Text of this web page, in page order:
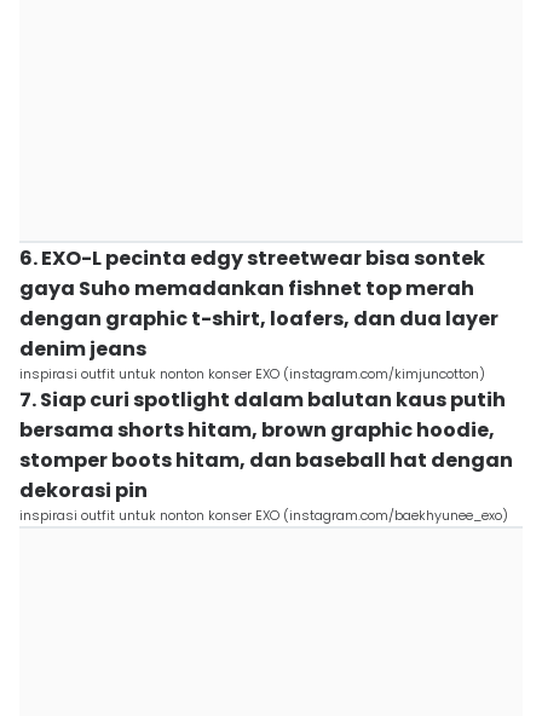
6. EXO-L pecinta edgy streetwear bisa sontek
gaya Suho memadankan fishnet top merah
dengan graphic t-shirt, loafers, dan dua layer
denim jeans
inspirasi outfit untuk nonton konser EXO (instagram.com/kimjuncotton)
7. Siap curi spotlight dalam balutan kaus putih
bersama shorts hitam, brown graphic hoodie,
stomper boots hitam, dan baseball hat dengan
dekorasi pin
inspirasi outfit untuk nonton konser EXO (instagram.com/baekhyunee_exo)